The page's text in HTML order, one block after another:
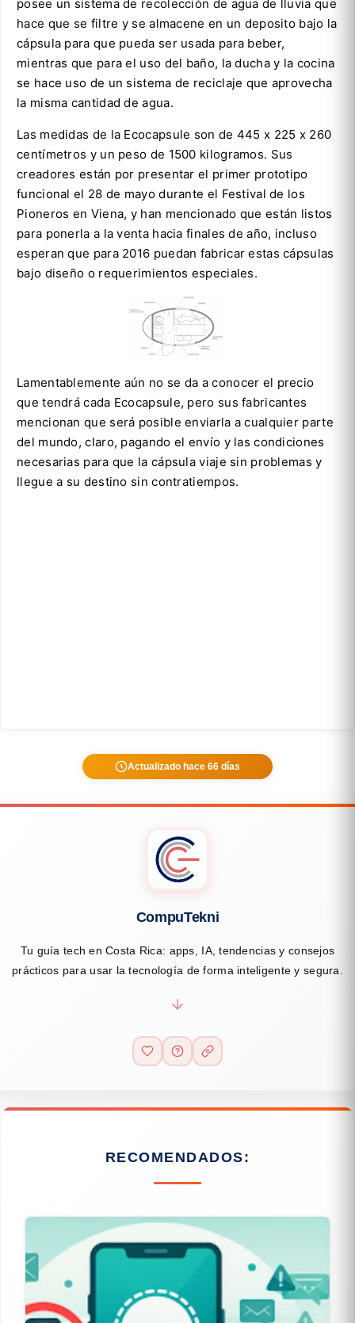
posee un sistema de recolección de agua de lluvia que
hace que se filtre y se almacene en un deposito bajo la
cápsula para que pueda ser usada para beber,
mientras que para el uso del baño, la ducha y la cocina
se hace uso de un sistema de reciclaje que aprovecha
la misma cantidad de agua.
Las medidas de la Ecocapsule son de 445 x 225 x 260
centímetros y un peso de 1500 kilogramos. Sus
creadores están por presentar el primer prototipo
funcional el 28 de mayo durante el Festival de los
Pioneros en Viena, y han mencionado que están listos
para ponerla a la venta hacia finales de año, incluso
esperan que para 2016 puedan fabricar estas cápsulas
bajo diseño o requerimientos especiales.
Lamentablemente aún no se da a conocer el precio
que tendrá cada Ecocapsule, pero sus fabricantes
mencionan que será posible enviarla a cualquier parte
del mundo, claro, pagando el envío y las condiciones
necesarias para que la cápsula viaje sin problemas y
llegue a su destino sin contratiempos.
Actualizado hace 66 días
CompuTekni
Tu guía tech en Costa Rica: apps, IA, tendencias y consejos
prácticos para usar la tecnología de forma inteligente y segura.
RECOMENDADOS: